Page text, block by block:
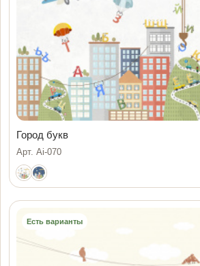
Город букв
Арт. Ai-070
Есть варианты